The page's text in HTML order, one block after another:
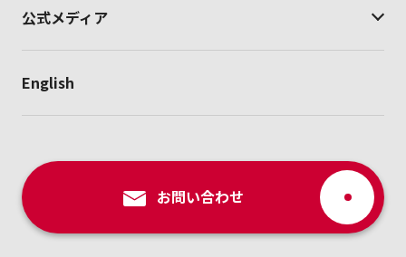
公式メディア
English
お問い合わせ